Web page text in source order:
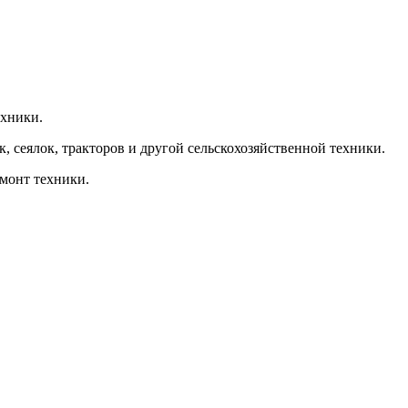
тракторов и другой сельскохозяйственной техники.
техники.